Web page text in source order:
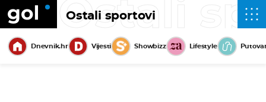
Ostali sportovi
Ostali
Dnevnik.hr Vijesti Showbizz Lifestyle